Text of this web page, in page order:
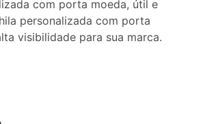
com porta moeda, útil e
personalizada com porta
visibilidade para sua marca.